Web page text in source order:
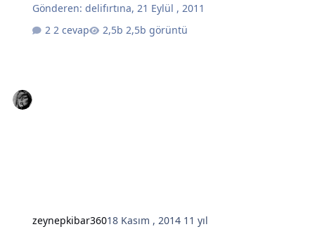
Gönderen:delifırtına, 21 Eylül , 2011
2 cevap
2,5b görüntü
zeynepkibar36018 Kasım , 2014 11 yıl